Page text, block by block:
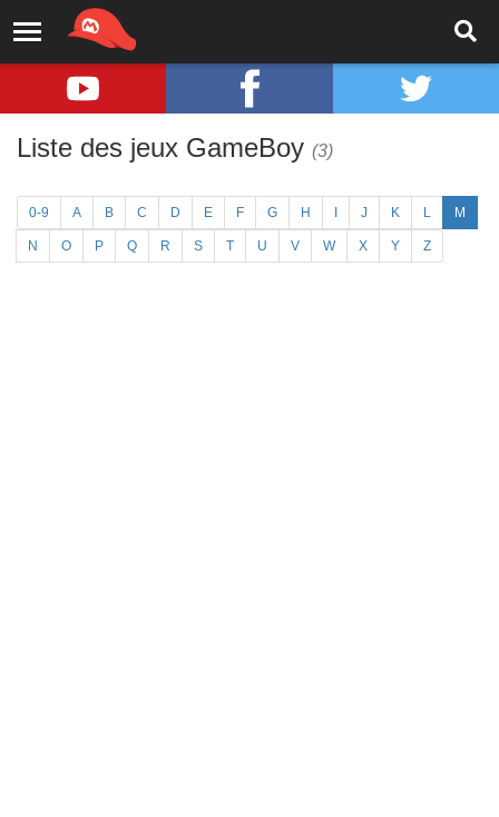
Liste des jeux GameBoy (3)
0-9 A B C D E F G H J K L M
N O P Q R S T U V W X Y Z